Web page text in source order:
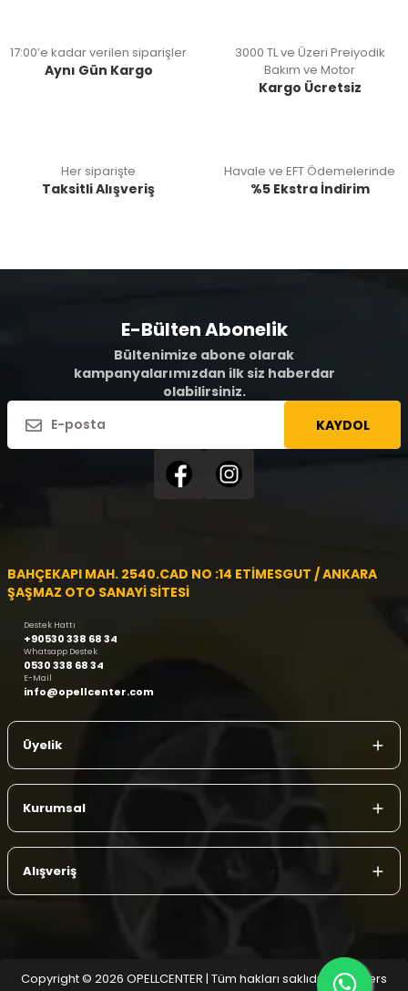
17:00’e kadar verilen siparişler
Aynı Gün Kargo
3000 TL ve Üzeri Preiyodik
Bakım ve Motor
Kargo Ücretsiz
Her siparişte
Taksitli Alışveriş
Havale ve EFT Ödemelerinde
%5 Ekstra İndirim
E-Bülten Abonelik
Bültenimize abone olarak
kampanyalarımızdan ilk siz haberdar
olabilirsiniz.
KAYDOL
BAHÇEKAPI MAH. 2540.CAD NO :14 ETİMESGUT / ANKARA
ŞAŞMAZ OTO SANAYİ SİTESİ
Destek Hattı
+90530 338 68 34
Whatsapp Destek
0530 338 68 34
E-Mail
info@opellcenter.com
Üyelik
Kurumsal
Alışveriş
Copyright © 2026 OPELLCENTER | Tüm hakları saklıdır.
| Reliefers